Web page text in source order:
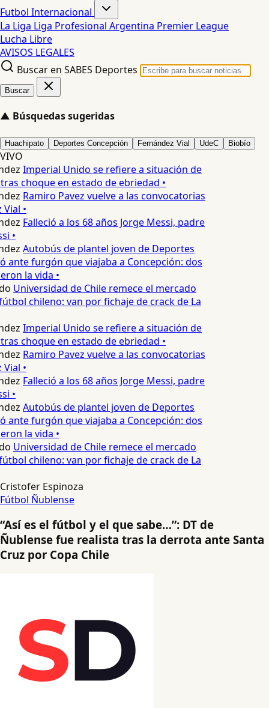
Futbol Internacional
La Liga Liga Profesional Argentina Premier League
Lucha Libre
AVISOS LEGALES
Buscar en SABES Deportes
Buscar
▲ Búsquedas sugeridas
Huachipato Deportes Concepción Fernández Vial UdeC Biobío
VIVO
Imperial Unido se refiere a situación de
choque en estado de ebriedad •
Ramiro Pavez vuelve a las convocatorias
•
Falleció a los 68 años Jorge Messi, padre
•
Autobús de plantel joven de Deportes
ante furgón que viajaba a Concepción: dos
la vida •
Universidad de Chile remece el mercado
chileno: van por fichaje de crack de La
Imperial Unido se refiere a situación de
choque en estado de ebriedad •
Ramiro Pavez vuelve a las convocatorias
•
Falleció a los 68 años Jorge Messi, padre
•
Autobús de plantel joven de Deportes
ante furgón que viajaba a Concepción: dos
la vida •
Universidad de Chile remece el mercado
chileno: van por fichaje de crack de La
Cristofer Espinoza
Fútbol Ñublense
“Así es el fútbol y el que sabe…”: DT de
Ñublense fue realista tras la derrota ante Santa
Cruz por Copa Chile